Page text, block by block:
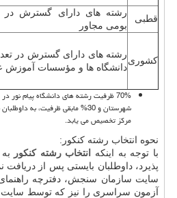
قطبی
رشته های دارای گسترش در
بومی مجاور
کشوری
رشته های دارای گسترش در
دانشگاه ها و مؤسسات آموزش
70% ظرفیت رشته های دانشگاه پیام
شهرستان و 30% مابقی ظرفیت،
مرکز تخصیص می یابد.
نحوه انتخاب رشته کنکور:
با توجه به اینکه
انتخاب رشته کنکور
پذیرد، داوطلبان بایستی پس از دریافت
سایت سازمان سنجش، دفترچه
آزمون سراسری را نیز که توسط